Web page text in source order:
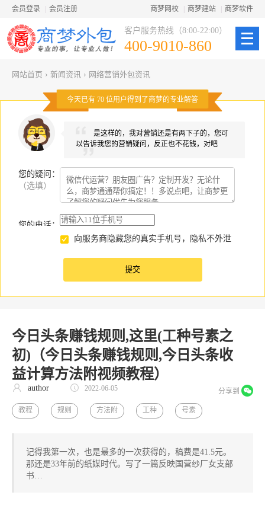
会员登录 会员注册 商梦网校 商梦建站 商梦软件
客户服务热线（8:00-22:00）
400-9010-860
网站首页 › 新闻资讯 › 网络营销外包资讯
今天已有 70 位用户得到了商梦的专业解答
是这样的，我对营销还是有两下子的，您可
以告诉我您的营销疑问，反正也不花钱，对吧
您的疑问
（选填）
：
您的电话：
向服务商隐藏您的真实手机号，隐私不外泄
今日头条赚钱规则,这里(工种号素之
初)（今日头条赚钱规则,今日头条收
益计算方法附视频教程）
分享到
author 2022-06-05
教程 规则 方法附 工种 号素
记得我第一次，也是最多的一次获得的，稿费是41.5元。
那还是33年前的纸媒时代。写了一篇反映国营纱厂女支部
书…